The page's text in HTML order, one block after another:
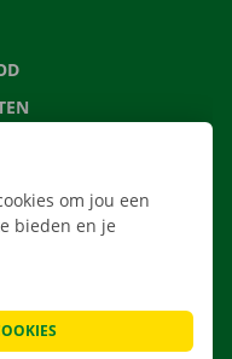
om jou een
bieden en je